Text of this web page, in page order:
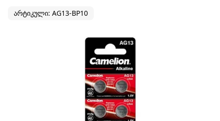
არტიკული: AG13-BP10